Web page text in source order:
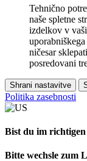
Tehnično
naše spletne
izdelkov v
ničesar
posredovani
Shrani nastavitve
Politika zasebnosti
Bist du im richtigen
Bitte wechsle zum